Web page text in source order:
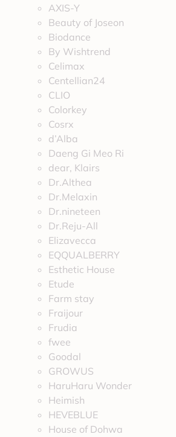
AXIS-Y
Beauty of Joseon
Biodance
By Wishtrend
Celimax
Centellian24
CLIO
Colorkey
Cosrx
d’Alba
Daeng Gi Meo Ri
dear, Klairs
Dr.Althea
Dr.Melaxin
Dr.nineteen
Dr.Reju-All
Elizavecca
EQQUALBERRY
Esthetic House
Etude
Farm stay
Fraijour
Frudia
fwee
Goodal
GROWUS
HaruHaru Wonder
Heimish
HEVEBLUE
House of Dohwa